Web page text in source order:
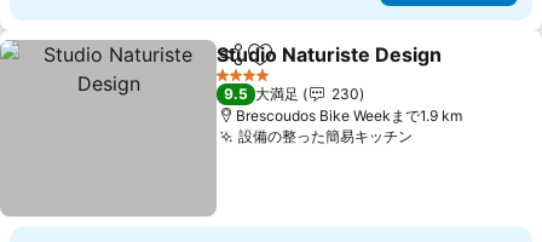
シェアお気に入りに追加
Studio Naturiste Design
4 ホテルのランク
9.5 大満足
230
Brescoudos Bike Weekまで1.9 km
設備の整った簡易キッチン